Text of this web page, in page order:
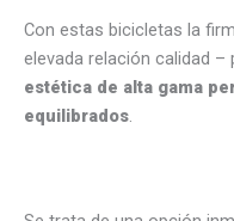
Con estas bicicletas la
elevada relación calidad –
estética de alta gama
equilibrados.